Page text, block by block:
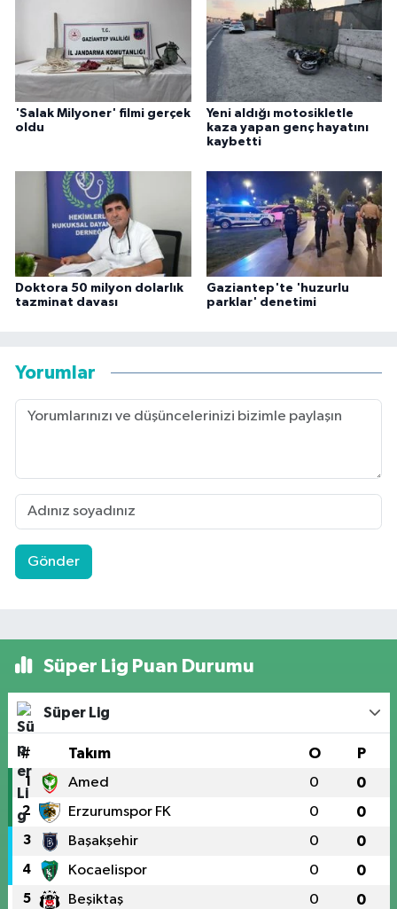
'Salak Milyoner' filmi gerçek
oldu
Yeni aldığı motosikletle
kaza yapan genç hayatını
kaybetti
Doktora 50 milyon dolarlık
tazminat davası
Gaziantep'te 'huzurlu
parklar' denetimi
Yorumlar
Gönder
Süper Lig Puan Durumu
Süper Lig
# Takım O P
1 Amed 0 0
2 Erzurumspor FK 0 0
3 Başakşehir 0 0
4 Kocaelispor 0 0
5 Beşiktaş 0 0